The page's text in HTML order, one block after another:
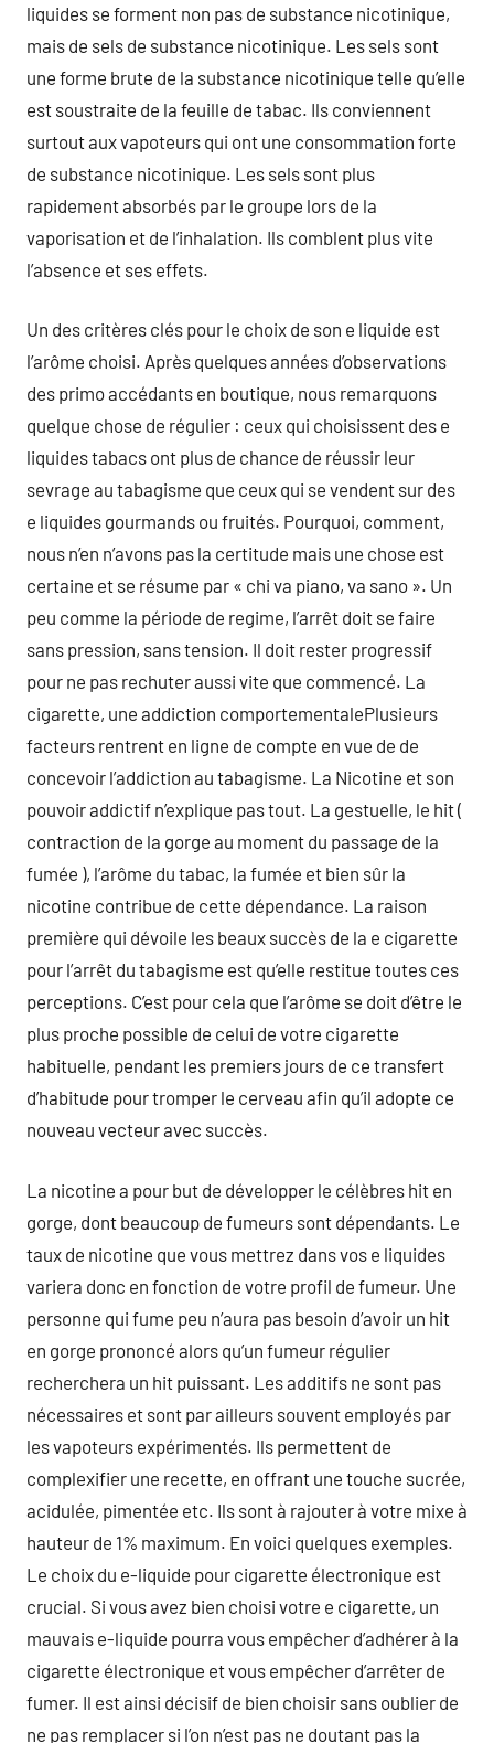
liquides se forment non pas de substance nicotinique,
mais de sels de substance nicotinique. Les sels sont
une forme brute de la substance nicotinique telle qu’elle
est soustraite de la feuille de tabac. Ils conviennent
surtout aux vapoteurs qui ont une consommation forte
de substance nicotinique. Les sels sont plus
rapidement absorbés par le groupe lors de la
vaporisation et de l’inhalation. Ils comblent plus vite
l’absence et ses effets.
Un des critères clés pour le choix de son e liquide est
l’arôme choisi. Après quelques années d’observations
des primo accédants en boutique, nous remarquons
quelque chose de régulier : ceux qui choisissent des e
liquides tabacs ont plus de chance de réussir leur
sevrage au tabagisme que ceux qui se vendent sur des
e liquides gourmands ou fruités. Pourquoi, comment,
nous n’en n’avons pas la certitude mais une chose est
certaine et se résume par « chi va piano, va sano ». Un
peu comme la période de regime, l’arrêt doit se faire
sans pression, sans tension. Il doit rester progressif
pour ne pas rechuter aussi vite que commencé. La
cigarette, une addiction comportementalePlusieurs
facteurs rentrent en ligne de compte en vue de de
concevoir l’addiction au tabagisme. La Nicotine et son
pouvoir addictif n’explique pas tout. La gestuelle, le hit (
contraction de la gorge au moment du passage de la
fumée ), l’arôme du tabac, la fumée et bien sûr la
nicotine contribue de cette dépendance. La raison
première qui dévoile les beaux succès de la e cigarette
pour l’arrêt du tabagisme est qu’elle restitue toutes ces
perceptions. C’est pour cela que l’arôme se doit d’être le
plus proche possible de celui de votre cigarette
habituelle, pendant les premiers jours de ce transfert
d’habitude pour tromper le cerveau afin qu’il adopte ce
nouveau vecteur avec succès.
La nicotine a pour but de développer le célèbres hit en
gorge, dont beaucoup de fumeurs sont dépendants. Le
taux de nicotine que vous mettrez dans vos e liquides
variera donc en fonction de votre profil de fumeur. Une
personne qui fume peu n’aura pas besoin d’avoir un hit
en gorge prononcé alors qu’un fumeur régulier
recherchera un hit puissant. Les additifs ne sont pas
nécessaires et sont par ailleurs souvent employés par
les vapoteurs expérimentés. Ils permettent de
complexifier une recette, en offrant une touche sucrée,
acidulée, pimentée etc. Ils sont à rajouter à votre mixe à
hauteur de 1% maximum. En voici quelques exemples.
Le choix du e-liquide pour cigarette électronique est
crucial. Si vous avez bien choisi votre e cigarette, un
mauvais e-liquide pourra vous empêcher d’adhérer à la
cigarette électronique et vous empêcher d’arrêter de
fumer. Il est ainsi décisif de bien choisir sans oublier de
ne pas remplacer si l’on n’est pas ne doutant pas la